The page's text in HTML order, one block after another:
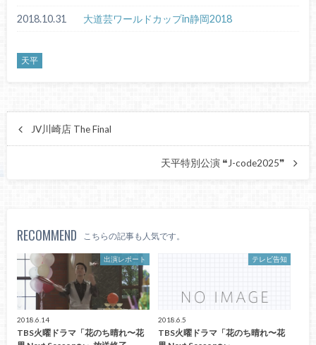
2018.10.31 大道芸ワールドカップin静岡2018
天平
JV川崎店 The Final
天平特別公演 ❝J-code2025❞
RECOMMEND こちらの記事も人気です。
出演レポート
2018.6.14
TBS火曜ドラマ「花のち晴れ〜花
テレビ告知
2018.6.5
TBS火曜ドラマ「花のち晴れ〜花